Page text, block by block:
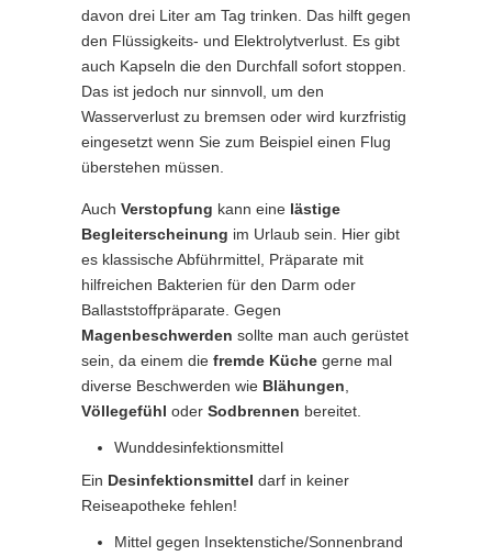
davon drei Liter am Tag trinken. Das hilft gegen
den Flüssigkeits- und Elektrolytverlust. Es gibt
auch Kapseln die den Durchfall sofort stoppen.
Das ist jedoch nur sinnvoll, um den
Wasserverlust zu bremsen oder wird kurzfristig
eingesetzt wenn Sie zum Beispiel einen Flug
überstehen müssen.
Auch Verstopfung kann eine lästige
Begleiterscheinung im Urlaub sein. Hier gibt
es klassische Abführmittel, Präparate mit
hilfreichen Bakterien für den Darm oder
Ballaststoffpräparate. Gegen
Magenbeschwerden sollte man auch gerüstet
sein, da einem die fremde Küche gerne mal
diverse Beschwerden wie Blähungen
Völlegefühl oder Sodbrennen bereitet.
Wunddesinfektionsmittel
Ein Desinfektionsmittel darf in keiner
Reiseapotheke fehlen!
Mittel gegen Insektenstiche/Sonnenbrand